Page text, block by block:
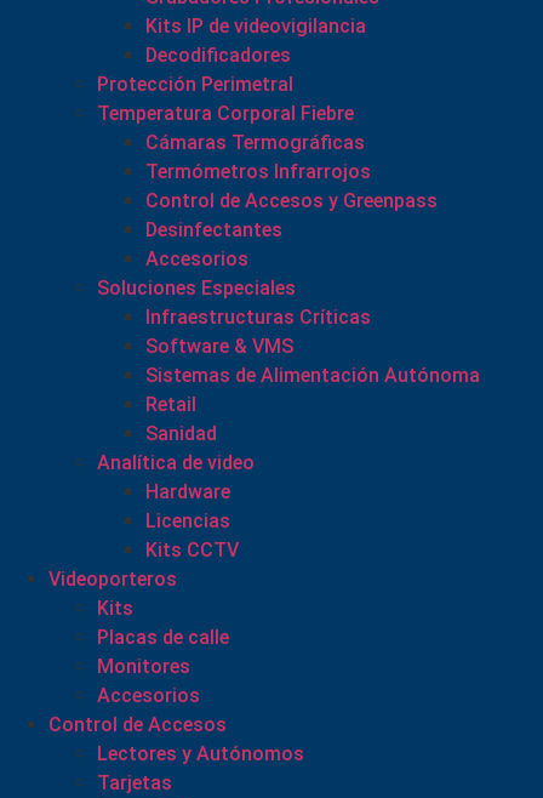
Kits IP de videovigilancia
Decodificadores
Protección Perimetral
Temperatura Corporal Fiebre
Cámaras Termográficas
Termómetros Infrarrojos
Control de Accesos y Greenpass
Desinfectantes
Accesorios
Soluciones Especiales
Infraestructuras Críticas
Software & VMS
Sistemas de Alimentación Autónoma
Retail
Sanidad
Analítica de video
Hardware
Licencias
Kits CCTV
Videoporteros
Kits
Placas de calle
Monitores
Accesorios
Control de Accesos
Lectores y Autónomos
Tarjetas